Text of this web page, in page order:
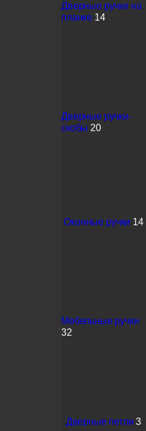
Дверные ручки на
планке 14
Дверные ручки-
скобы 20
Оконные ручки 14
Мебельные ручки
32
Дверные петли 3